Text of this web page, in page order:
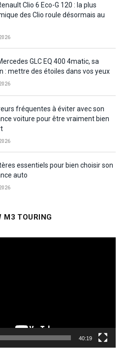
Clio 6 Eco-G 120 : la plus
des Clio roule désormais au
GLC EQ 400 4matic, sa
: mettre des étoiles dans vos yeux
fréquentes à éviter avec son
voiture pour être vraiment bien
essentiels pour bien choisir son
auto
M3 TOURING
40:19